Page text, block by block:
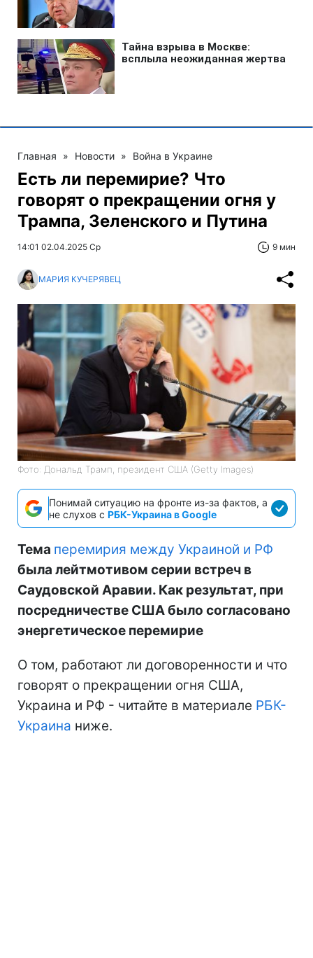
Главная » Новости » Война в Украине
Есть ли перемирие? Что
говорят о прекращении огня у
Трампа, Зеленского и Путина
14:01 02.04.2025 Ср 9 мин
МАРИЯ КУЧЕРЯВЕЦ
Фото: Дональд Трамп, президент США (Getty Images)
Понимай ситуацию на фронте из-за фактов, а
не слухов с РБК-Украина в Google
Тема перемирия между Украиной и РФ
была лейтмотивом серии встреч в
Саудовской Аравии. Как результат, при
посредничестве США было согласовано
энергетическое перемирие
О том, работают ли договоренности и что
говорят о прекращении огня США,
Украина и РФ - читайте в материале РБК-
Украина ниже.